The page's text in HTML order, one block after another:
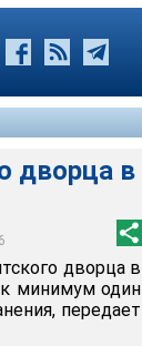
дворца в
дворца в
минимум один
передает